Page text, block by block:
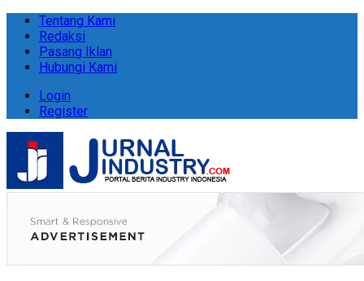
Tentang Kami
Redaksi
Pasang Iklan
Hubungi Kami
Login
Register